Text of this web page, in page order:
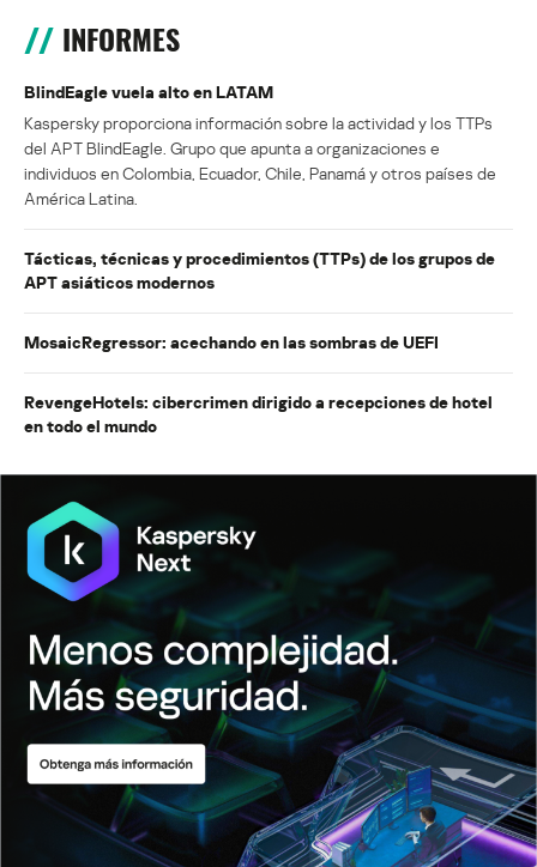
INFORMES
BlindEagle vuela alto en LATAM
Kaspersky proporciona información sobre la actividad y los TTPs
del APT BlindEagle. Grupo que apunta a organizaciones e
individuos en Colombia, Ecuador, Chile, Panamá y otros países de
América Latina.
Tácticas, técnicas y procedimientos (TTPs) de los grupos de
APT asiáticos modernos
MosaicRegressor: acechando en las sombras de UEFI
RevengeHotels: cibercrimen dirigido a recepciones de hotel
en todo el mundo